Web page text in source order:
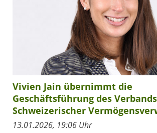
Vivien Jain übernimmt die
Geschäftsführung des Verbands
Schweizerischer
13.01.2026, 19:06 Uhr